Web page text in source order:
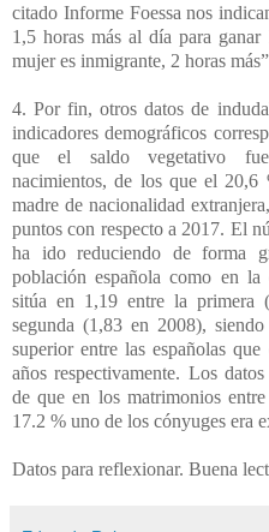
citado Informe Foessa nos
1,5 horas más al día para
mujer es inmigrante, 2 horas más”
4. Por fin, otros datos de
indicadores demográficos
que el saldo vegetativo
nacimientos, de los que el
madre de nacionalidad
puntos con respecto a 2017. El
ha ido reduciendo de forma
población española como en
sitúa en 1,19 entre la
segunda (1,83 en 2008),
superior entre las españolas
años respectivamente. Los
de que en los matrimonios
17.2 % uno de los cónyuges era
Datos para reflexionar. Buena